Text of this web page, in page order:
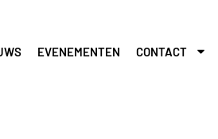
EVENEMENTEN CONTACT